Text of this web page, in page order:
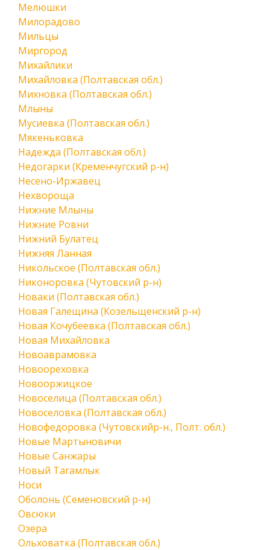
Мелюшки
Милорадово
Мильцы
Миргород
Михайлики
Михайловка (Полтавская обл.)
Михновка (Полтавская обл.)
Млыны
Мусиевка (Полтавская обл.)
Мякеньковка
Надежда (Полтавская обл.)
Недогарки (Кременчугский р-н)
Несено-Иржавец
Нехвороща
Нижние Млыны
Нижние Ровни
Нижний Булатец
Нижняя Ланная
Никольское (Полтавская обл.)
Никоноровка (Чутовский р-н)
Новаки (Полтавская обл.)
Новая Галещина (Козельщенский р-н)
Новая Кочубеевка (Полтавская обл.)
Новая Михайловка
Новоаврамовка
Новоореховка
Новооржицкое
Новоселица (Полтавская обл.)
Новоселовка (Полтавская обл.)
Новофедоровка (Чутовскийр-н., Полт. обл.)
Новые Мартыновичи
Новые Санжары
Новый Тагамлык
Носи
Оболонь (Семеновский р-н)
Овсюки
Озера
Ольховатка (Полтавская обл.)